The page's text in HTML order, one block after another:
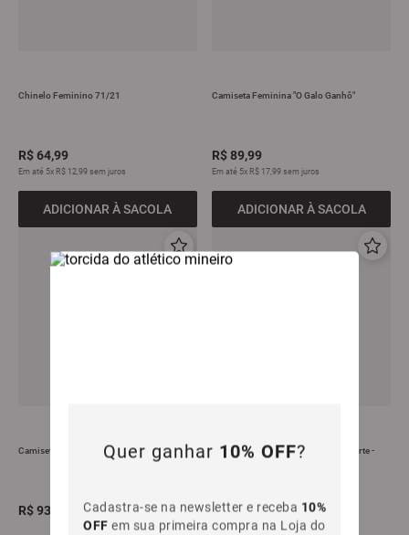
Quer ganhar 10% OFF?
Cadastra-se na newsletter e receba 10%
OFF em sua primeira compra na Loja do
Chinelo Feminino 71/21
R$64,99
Em até 5x R$ 12,99 sem juros
ADICIONAR À SACOLA
Camiseta Feminina "O Galo Ganhô"
R$89,99
Em até 5x R$ 17,99 sem juros
ADICIONAR À SACOLA
Camiseta Feminina Vencer - Branca
R$93
Camiseta Feminina Atlético Galo Forte -
R$ 99 ,99